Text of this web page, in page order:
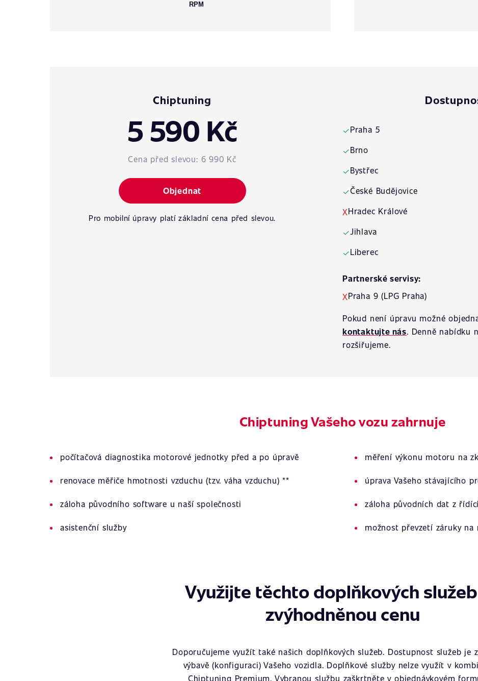
RPM
Chiptuning
5 590 Kč
Cena před slevou: 6 990 Kč
Objednat
Pro mobilní úpravy platí základní cena před slevou.
✓Praha 5
✓Brno
✓Bystřec
✓České Budějovice
XHradec Králové
✓Jihlava
✓Liberec
Partnerské servisy:
XPraha 9 (LPG Praha)
Pokud není úpravu možné
kontaktujte nás. Denně nabídku
rozšiřujeme.
Chiptuning Vašeho vozu zahrnuje
počítačová diagnostika motorové jednotky před a po úpravě měření výkonu motoru na
renovace měřiče hmotnosti vzduchu (tzv. váha vzduchu) ** úprava Vašeho stávajícího
záloha původního software u naší společnosti záloha původních dat z
asistenční služby možnost převzetí záruky
Využijte těchto doplňkových
zvýhodněnou cenu
Doporučujeme využít také našich doplňkových služeb. Dostupnost služeb je
výbavě (konfiguraci) Vašeho vozidla. Doplňkové služby nelze využít v
Chiptuning Premium. Vybranou službu zaškrtněte v objednávkovém